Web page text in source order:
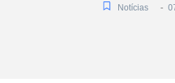
Notícias -